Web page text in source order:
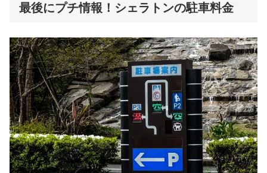
最後にプチ情報！シェラトンの駐車料金